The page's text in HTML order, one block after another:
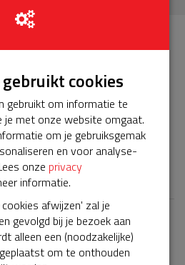
BuurtAED verloopt bijna en
onze AED gebruiksklaar
voor ons servicepakket!
donaties
Bekijk alle
gebruikt cookies
gebruikt om informatie te
je met onze website omgaat.
om je gebruiksgemak
en voor analyse-
onze privacy
informatie.
afwijzen' zal je
gevolgd bij je bezoek aan
alleen een (noodzakelijke)
om te onthouden